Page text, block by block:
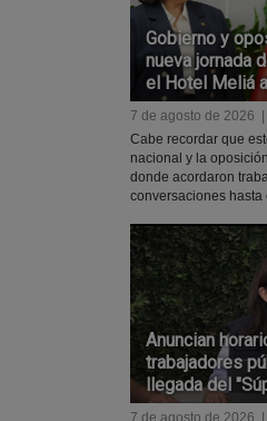
Gobierno y
nueva jornada
el Hotel Meliá
7 de agosto de 2026 |
Cabe recordar que
nacional y la
donde acordaron
conversaciones hasta
Anuncian
trabajadores
llegada del